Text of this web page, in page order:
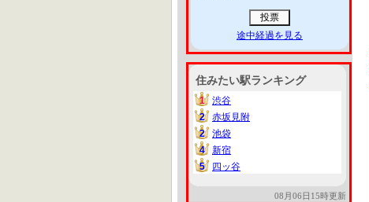
途中経過を見る
住みたい駅ランキング
1
1
渋谷
2
2
赤坂見附
2
2
池袋
4
4
新宿
5
5 四ッ谷
08月06日15時更新